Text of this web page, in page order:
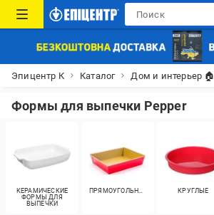
Эпицентр К Каталог Дом и интерьер 🏠
Формы для выпечки Pepper
КЕРАМИЧЕСКИЕ
ФОРМЫ ДЛЯ
ВЫПЕЧКИ
ПРЯМОУГОЛЬНЫЕ КРУГЛЫЕ